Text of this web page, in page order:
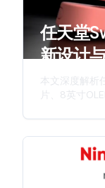
任天堂
新设计
本文深度解
片、8英寸
级、创新特性